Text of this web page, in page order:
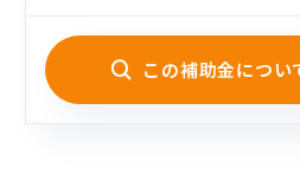
この補助金につい